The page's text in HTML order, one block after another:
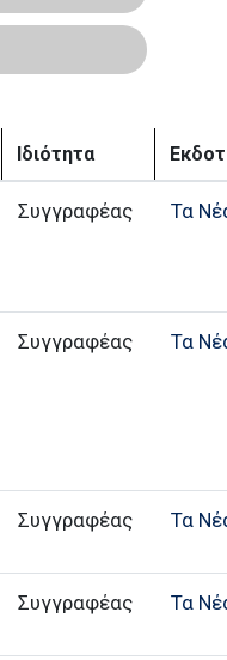
Ιδιότητα
Συγγραφέας Τα
Συγγραφέας Τα
Συγγραφέας Τα
Συγγραφέας Τα